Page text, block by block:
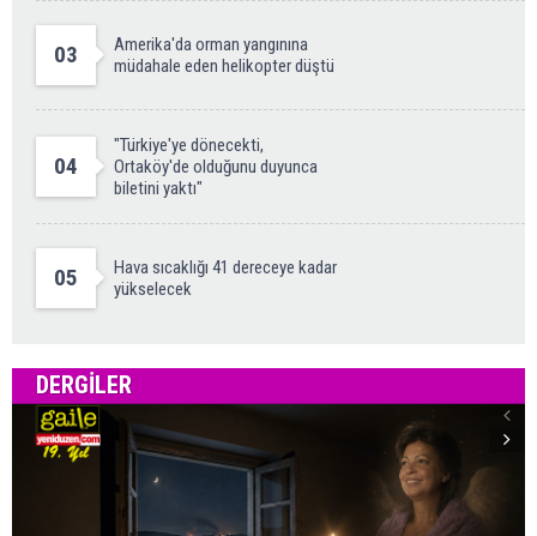
03
Amerika'da orman yangınına
müdahale eden helikopter düştü
04
"Türkiye'ye dönecekti,
Ortaköy'de olduğunu duyunca
biletini yaktı"
05
Hava sıcaklığı 41 dereceye kadar
yükselecek
DERGILER